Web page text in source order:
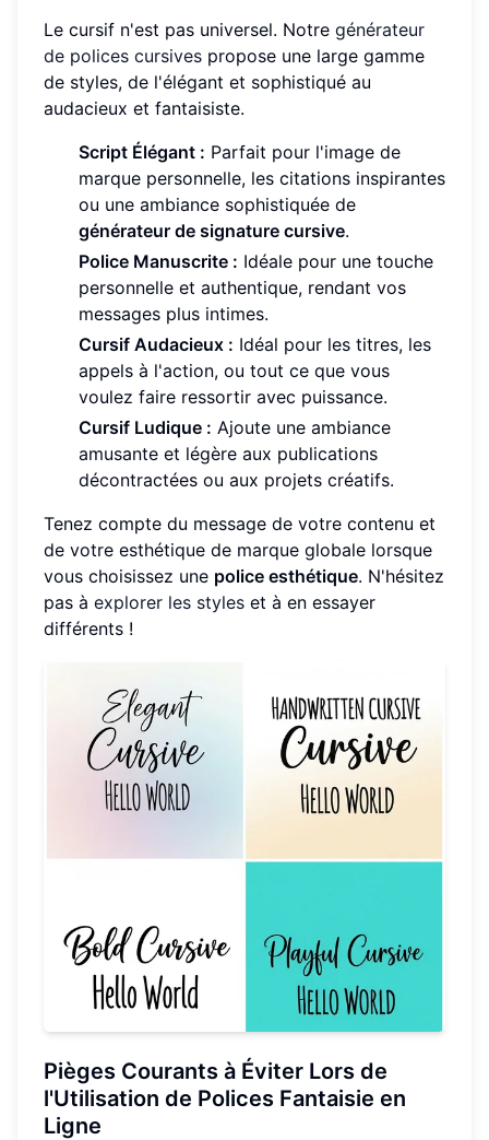
Le cursif n'est pas universel. Notre générateur
de polices cursives propose une large gamme
de styles, de l'élégant et sophistiqué au
audacieux et fantaisiste.
Script Élégant : Parfait pour l'image de
marque personnelle, les citations inspirantes
ou une ambiance sophistiquée de
générateur de signature cursive.
Police Manuscrite : Idéale pour une touche
personnelle et authentique, rendant vos
messages plus intimes.
Cursif Audacieux : Idéal pour les titres, les
appels à l'action, ou tout ce que vous
voulez faire ressortir avec puissance.
Cursif Ludique : Ajoute une ambiance
amusante et légère aux publications
décontractées ou aux projets créatifs.
Tenez compte du message de votre contenu et
de votre esthétique de marque globale lorsque
vous choisissez une police esthétique. N'hésitez
pas à explorer les styles et à en essayer
différents !
Pièges Courants à Éviter Lors de
l'Utilisation de Polices Fantaisie en
Ligne